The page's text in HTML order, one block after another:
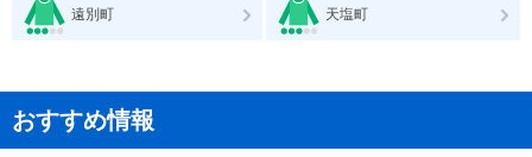
遠別町 天塩町
おすすめ情報